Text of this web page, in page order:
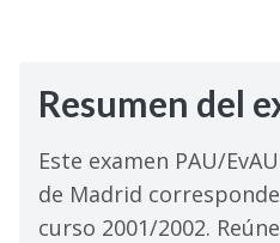
Resumen del
Este examen PAU/
de Madrid
curso 2001/2002.